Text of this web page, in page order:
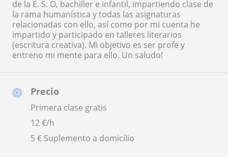
Precio
Primera clase gratis
12€/h
5 € Suplemento a domicilio
de la E. S. O, bachiller e infantil, impartiendo clase de
la rama humanística y todas las asignaturas
relacionadas con ello, así como por mi cuenta he
impartido y participado en talleres literarios
(escritura creativa). Mi objetivo es ser profe y
entreno mi mente para ello. Un saludo!